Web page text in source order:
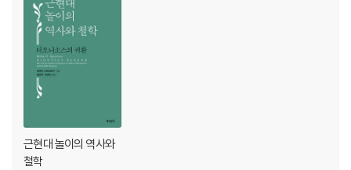
근현대 놀이의 역사와
철학